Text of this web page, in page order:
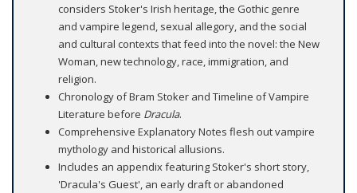
considers Stoker's Irish heritage, the Gothic genre
and vampire legend, sexual allegory, and the social
and cultural contexts that feed into the novel: the New
Woman, new technology, race, immigration, and
religion.
Chronology of Bram Stoker and Timeline of Vampire
Literature before Dracula.
Comprehensive Explanatory Notes flesh out vampire
mythology and historical allusions.
Includes an appendix featuring Stoker's short story,
'Dracula's Guest', an early draft or abandoned